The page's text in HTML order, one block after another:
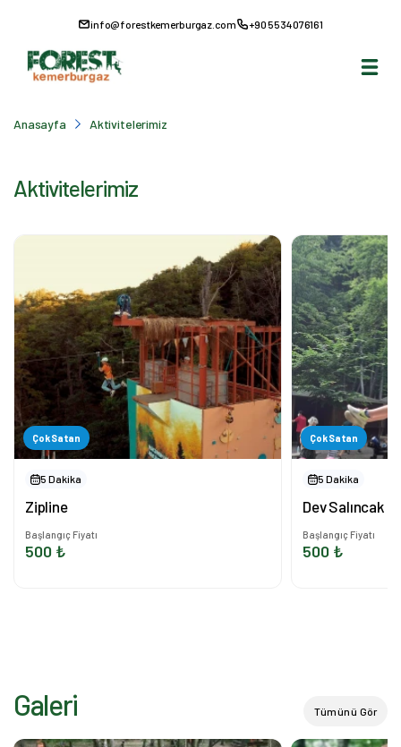
info@forestkemerburgaz.com +90 5534076161
Anasayfa Aktivitelerimiz
Aktivitelerimiz
Çok Satan
5 Dakika
Zipline
Başlangıç Fiyatı
500 ₺
Çok Satan
5 Dakika
Dev Salıncak
Başlangıç Fiyatı
500 ₺
Galeri Tümünü Gör